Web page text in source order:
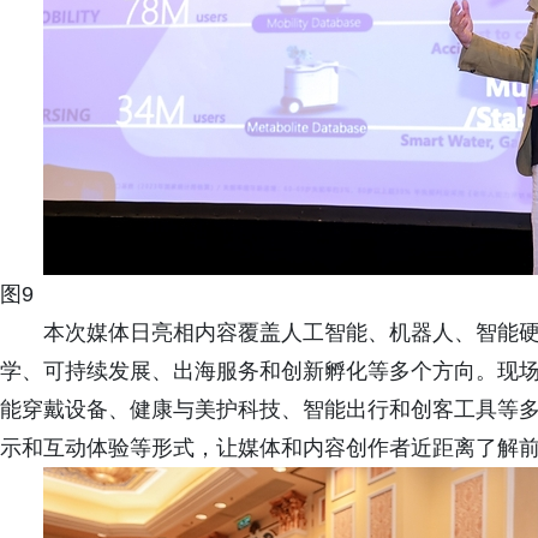
图9
本次媒体日亮相内容覆盖人工智能、机器人、智能
学、可持续发展、出海服务和创新孵化等多个方向。现
能穿戴设备、健康与美护科技、智能出行和创客工具等
示和互动体验等形式，让媒体和内容创作者近距离了解